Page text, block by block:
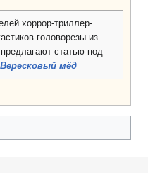
хоррор-триллер-
головорезы из
предлагают статью под
Вересковый мёд